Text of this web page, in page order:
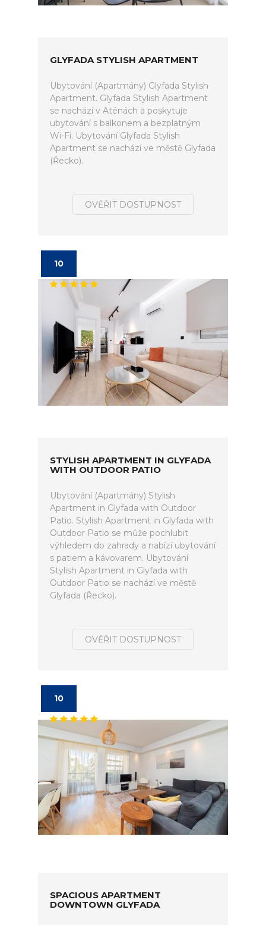
GLYFADA STYLISH APARTMENT
Ubytování (Apartmány) Glyfada Stylish
Apartment. Glyfada Stylish Apartment
se nachází v Aténách a poskytuje
ubytování s balkonem a bezplatným
Wi-Fi. Ubytování Glyfada Stylish
Apartment se nachází ve městě Glyfada
(Řecko).
OVĚŘIT DOSTUPNOST
10
STYLISH APARTMENT IN GLYFADA
WITH OUTDOOR PATIO
Ubytování (Apartmány) Stylish
Apartment in Glyfada with Outdoor
Patio. Stylish Apartment in Glyfada with
Outdoor Patio se může pochlubit
výhledem do zahrady a nabízí ubytování
s patiem a kávovarem. Ubytování
Stylish Apartment in Glyfada with
Outdoor Patio se nachází ve městě
Glyfada (Řecko).
OVĚŘIT DOSTUPNOST
10
SPACIOUS APARTMENT
DOWNTOWN GLYFADA